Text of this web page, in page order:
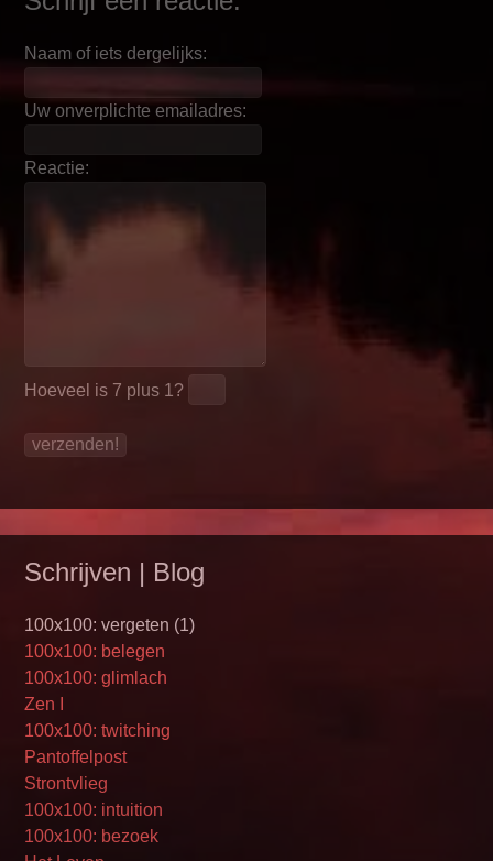
Naam of iets dergelijks:
Uw onverplichte emailadres:
Reactie:
Hoeveel is 7 plus 1 ?
Schrijven | Blog
100x100: vergeten (1)
100x100: belegen
100x100: glimlach
Zen I
100x100: twitching
Pantoffelpost
Strontvlieg
100x100: intuition
100x100: bezoek